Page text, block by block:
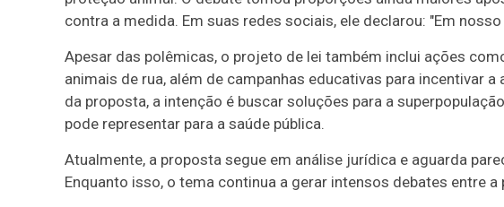
contra a medida. Em suas redes sociais, ele declarou: "Em
Apesar das polêmicas, o projeto de lei também inclui ações
animais de rua, além de campanhas educativas para incentivar
da proposta, a intenção é buscar soluções para a
pode representar para a saúde pública.
Atualmente, a proposta segue em análise jurídica e aguarda
Enquanto isso, o tema continua a gerar intensos debates entre